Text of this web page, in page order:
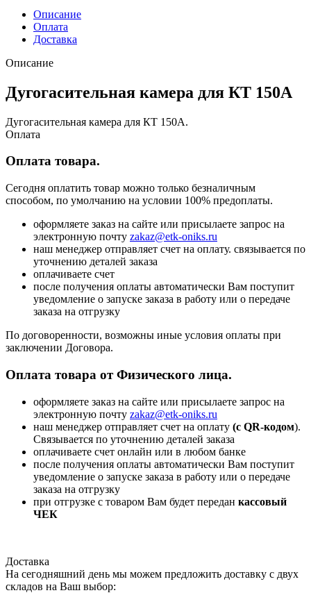
Описание
Оплата
Доставка
Описание
Дугогасительная камера для КТ 150А
Дугогасительная камера для КТ 150А.
Оплата
Оплата товара.
Сегодня оплатить товар можно только безналичным
способом, по умолчанию на условии 100% предоплаты.
оформляете заказ на сайте или присылаете запрос на
электронную почту zakaz@etk-oniks.ru
наш менеджер отправляет счет на оплату. связывается по
уточнению деталей заказа
оплачиваете счет
после получения оплаты автоматически Вам поступит
уведомление о запуске заказа в работу или о передаче
заказа на отгрузку
По договоренности, возможны иные условия оплаты при
заключении Договора.
Оплата товара от Физического лица.
оформляете заказ на сайте или присылаете запрос на
электронную почту zakaz@etk-oniks.ru
наш менеджер отправляет счет на оплату (с QR-кодом).
Связывается по уточнению деталей заказа
оплачиваете счет онлайн или в любом банке
после получения оплаты автоматически Вам поступит
уведомление о запуске заказа в работу или о передаче
заказа на отгрузку
при отгрузке с товаром Вам будет передан кассовый
ЧЕК
Доставка
На сегодняшний день мы можем предложить доставку с двух
складов на Ваш выбор: